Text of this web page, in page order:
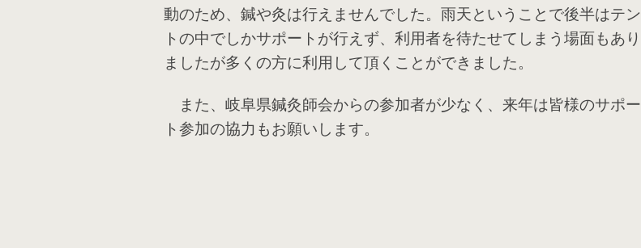
動のため、鍼や灸は行えませんでした。雨天ということで後半はテン
トの中でしかサポートが行えず、利用者を待たせてしまう場面もあり
ましたが多くの方に利用して頂くことができました。
また、岐阜県鍼灸師会からの参加者が少なく、来年は皆様のサポー
ト参加の協力もお願いします。